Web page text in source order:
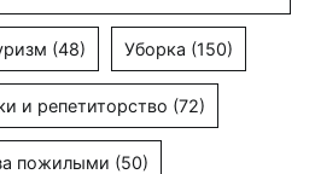
(48) Уборка (150)
и репетиторство (72)
пожилыми (50)